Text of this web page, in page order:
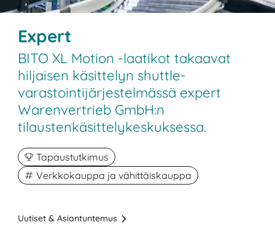
Expert
BITO XL Motion -laatikot takaavat
hiljaisen käsittelyn shuttle-
varastointijärjestelmässä expert
Warenvertrieb GmbH:n
tilaustenkäsittelykeskuksessa.
Tapaustutkimus
Verkkokauppa ja vähittäiskauppa
Uutiset & Asiantuntemus